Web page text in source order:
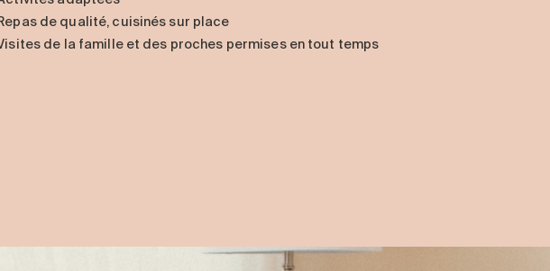
de qualité, cuisinés sur place
de la famille et des proches permises en tout temps